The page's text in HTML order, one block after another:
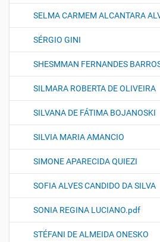
SELMA CARMEM ALCANTARA
SÉRGIO GINI
SHESMMAN FERNANDES
SILMARA ROBERTA DE OLIVEIRA
SILVANA DE FÁTIMA BOJANOSKI
SILVIA MARIA AMANCIO
SIMONE APARECIDA QUIEZI
SOFIA ALVES CANDIDO DA SILVA
SONIA REGINA LUCIANO.pdf
STÉFANI DE ALMEIDA ONESKO